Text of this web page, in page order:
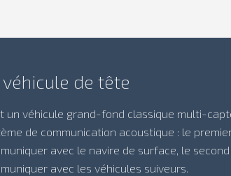
véhicule de tête
un véhicule grand-fond classique multi-
de communication acoustique : le
avec le navire de surface, le
avec les véhicules suiveurs.